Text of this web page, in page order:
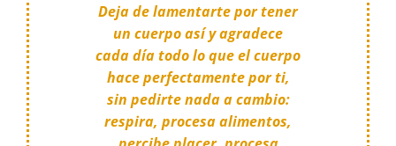
Deja de lamentarte por tener
un cuerpo así y agradece
cada día todo lo que el cuerpo
hace perfectamente por ti,
sin pedirte nada a cambio:
respira, procesa alimentos,